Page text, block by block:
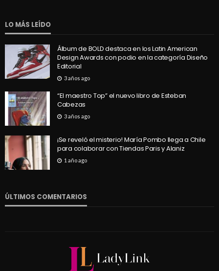
LO MÁS LEÍDO
Álbum de BOLD destaca en los Latin American
Design Awards con podio en la categoría Diseño
Editorial
3 años ago
“El maestro Top” el nuevo libro de Esteban
Cabezas
3 años ago
¡Se reveló el misterio! María Pombo llega a Chile
para colaborar con Tiendas Paris y Alaniz
1 año ago
ÚLTIMOS COMENTARIOS